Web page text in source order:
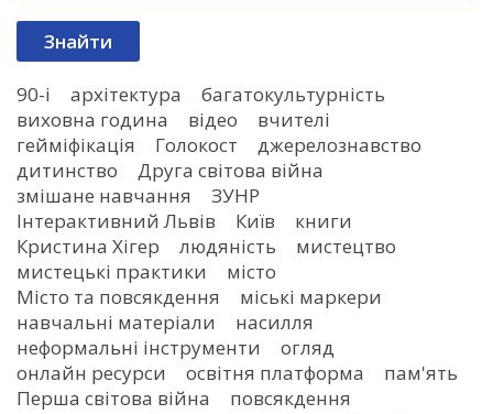
90-і архітектура
багатокультурність
виховна година
відео
вчителі
гейміфікація
Голокост
джерелознавство
дитинство
Друга світова війна
змішане навчання
ЗУНР
Інтерактивний Львів
Київ
книги
Кристина Хігер
людяність
мистецтво
мистецькі практики
місто
Місто та повсякдення
міські маркери
навчальні матеріали
насилля
неформальні інструменти
огляд
онлайн ресурси
освітня платформа
пам'ять
Перша світова війна
повсякдення